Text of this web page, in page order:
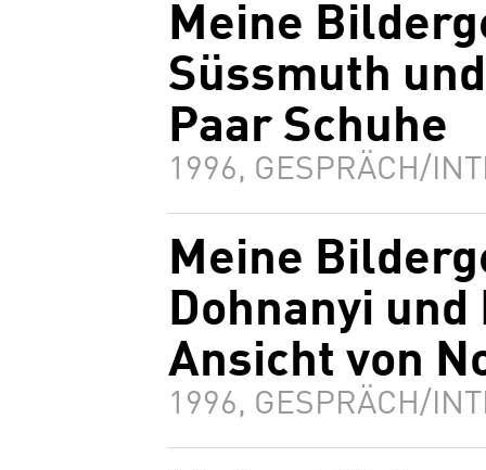
Meine
Süssmuth
Paar Schuhe
1996, GESPRÄCH/
Meine
Dohnanyi
Ansicht von
1996, GESPRÄCH/